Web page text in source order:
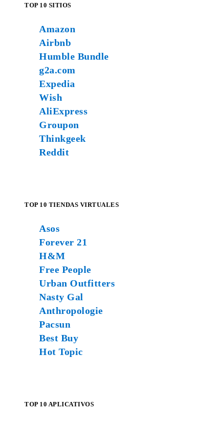
TOP 10 SITIOS
Amazon
Airbnb
Humble Bundle
g2a.com
Expedia
Wish
AliExpress
Groupon
Thinkgeek
Reddit
TOP 10 TIENDAS VIRTUALES
Asos
Forever 21
H&M
Free People
Urban Outfitters
Nasty Gal
Anthropologie
Pacsun
Best Buy
Hot Topic
TOP 10 APLICATIVOS